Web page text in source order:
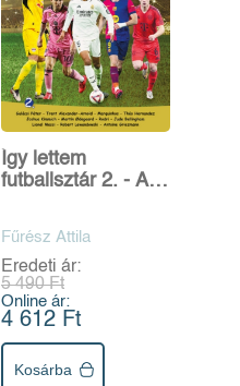
Így lettem
futballsztár 2. - A
ifjúkori történetei
Fűrész Attila
Eredeti ár:
5 490 Ft
Online ár:
4 612 Ft
Kosárba